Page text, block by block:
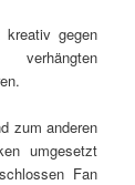
kreativ gegen
zum anderen
umgesetzt
Fan